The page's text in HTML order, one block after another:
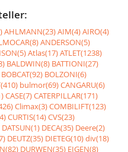
AHLMANN(23)AIM(4)AIRO(4)
ANDERSON(5)
Atlas(17)ATLET(1238)
BALDWIN(8) BATTIONI(27)
BOBCAT(92) BOLZONI(6)
bulmor(69)CANGARU(6)
CASE(7)CATERPILLAR(171)
Climax(3)COMBILIFT(123)
CURTIS(14)CVS(23)
DATSUN(1) DECA(35) Deere(2)
DEUTZ(35) DIETEG(10)div(18)
DURWEN(35) EIGEN(8)